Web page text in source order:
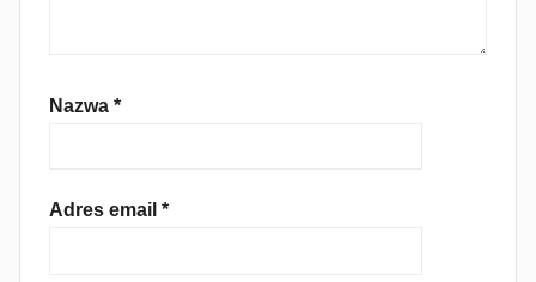
Nazwa *
Adres email *